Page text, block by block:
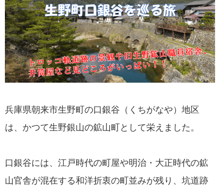
兵庫県朝来市生野町の口銀谷（くちがなや）地区
は、かつて生野銀山の鉱山町として栄えました。
口銀谷には、江戸時代の町屋や明治・大正時代の鉱
山官舎が混在する和洋折衷の町並みが残り、坑道跡